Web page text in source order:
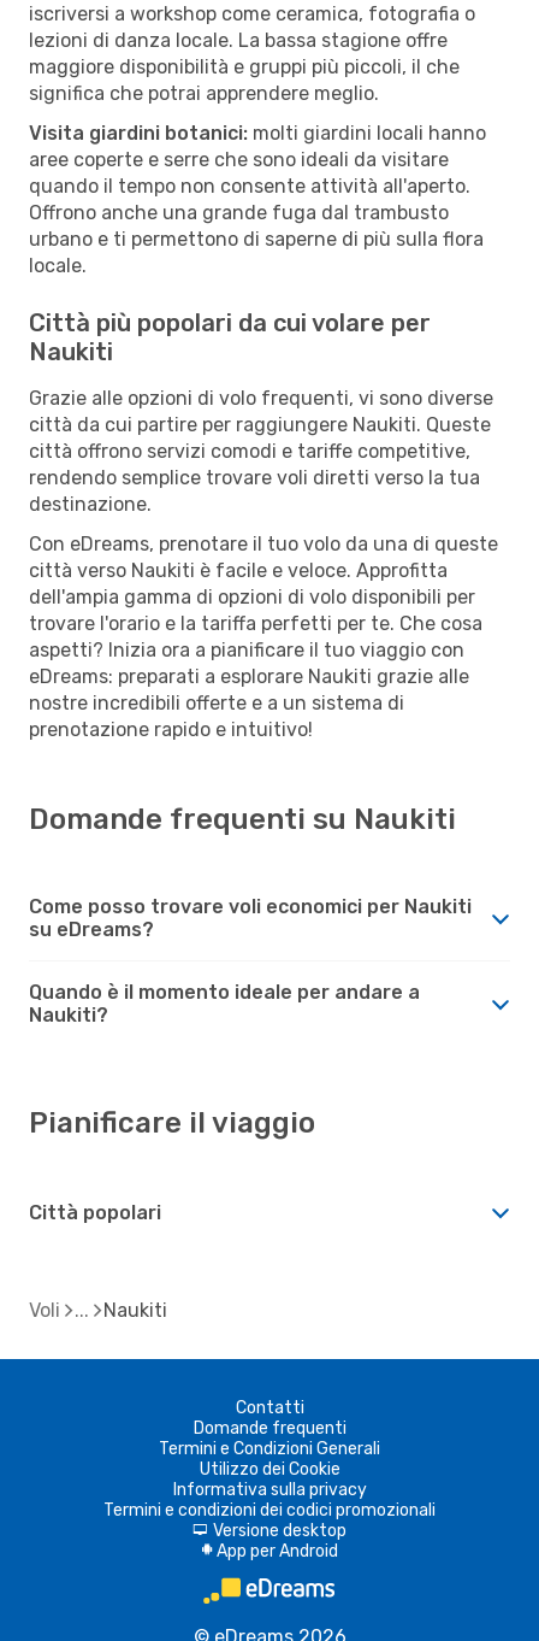
iscriversi a workshop come ceramica, fotografia o
lezioni di danza locale. La bassa stagione offre
maggiore disponibilità e gruppi più piccoli, il che
significa che potrai apprendere meglio.
Visita giardini botanici: molti giardini locali hanno
aree coperte e serre che sono ideali da visitare
quando il tempo non consente attività all'aperto.
Offrono anche una grande fuga dal trambusto
urbano e ti permettono di saperne di più sulla flora
locale.
Città più popolari da cui volare per
Naukiti
Grazie alle opzioni di volo frequenti, vi sono diverse
città da cui partire per raggiungere Naukiti. Queste
città offrono servizi comodi e tariffe competitive,
rendendo semplice trovare voli diretti verso la tua
destinazione.
Con eDreams, prenotare il tuo volo da una di queste
città verso Naukiti è facile e veloce. Approfitta
dell'ampia gamma di opzioni di volo disponibili per
trovare l'orario e la tariffa perfetti per te. Che cosa
aspetti? Inizia ora a pianificare il tuo viaggio con
eDreams: preparati a esplorare Naukiti grazie alle
nostre incredibili offerte e a un sistema di
prenotazione rapido e intuitivo!
Domande frequenti su Naukiti
Come posso trovare voli economici per Naukiti
su eDreams?
Quando è il momento ideale per andare a
Naukiti?
Pianificare il viaggio
Città popolari
Voli Naukiti
Contatti
Domande frequenti
Termini e Condizioni Generali
Utilizzo dei Cookie
Informativa sulla privacy
Termini e condizioni dei codici promozionali
d Versione desktop
A App per Android